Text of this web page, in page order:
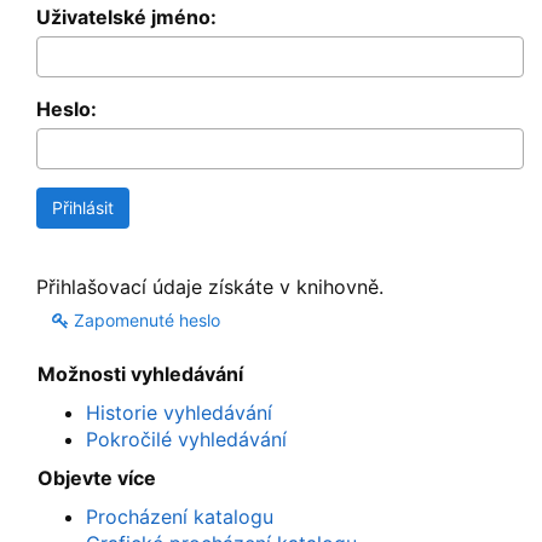
Uživatelské jméno:
Heslo:
Přihlašovací údaje získáte v knihovně.
Zapomenuté heslo
Možnosti vyhledávání
Historie vyhledávání
Pokročilé vyhledávání
Objevte více
Procházení katalogu